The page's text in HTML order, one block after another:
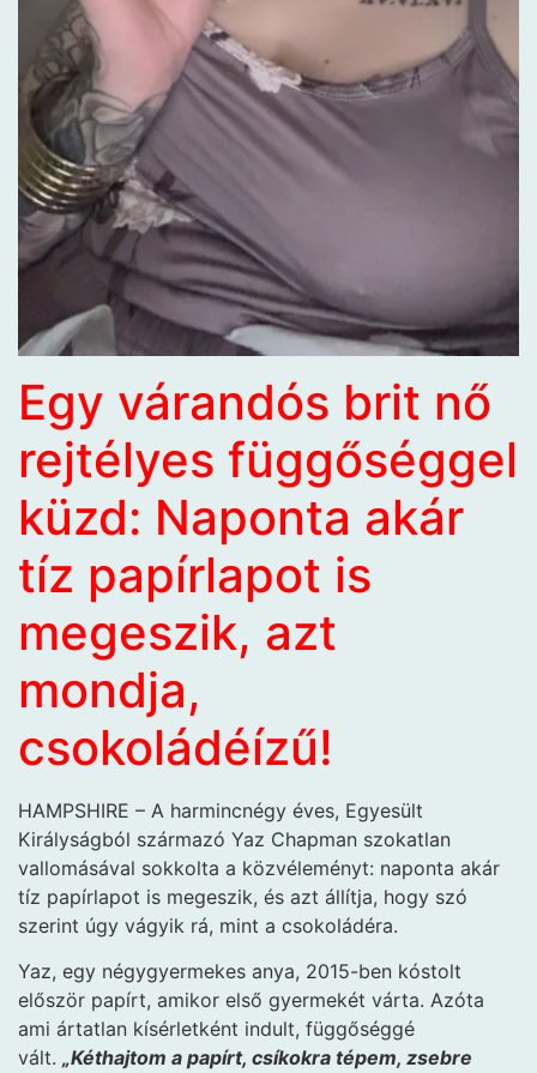
Egy várandós brit nő
rejtélyes függőséggel
küzd: Naponta akár
tíz papírlapot is
megeszik, azt
mondja,
csokoládéízű!
HAMPSHIRE – A harmincnégy éves, Egyesült
Királyságból származó Yaz Chapman szokatlan
vallomásával sokkolta a közvéleményt: naponta akár
tíz papírlapot is megeszik, és azt állítja, hogy szó
szerint úgy vágyik rá, mint a csokoládéra.
Yaz, egy négygyermekes anya, 2015-ben kóstolt
először papírt, amikor első gyermekét várta. Azóta
ami ártatlan kísérletként indult, függőséggé
vált. „Kéthajtom a papírt, csíkokra tépem, zsebre